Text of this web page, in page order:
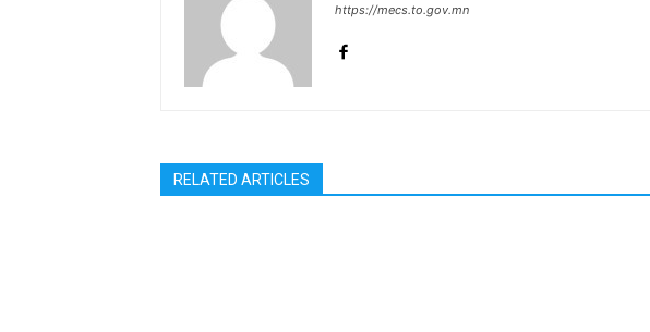
https://mecs.to.gov.mn
RELATED ARTICLES